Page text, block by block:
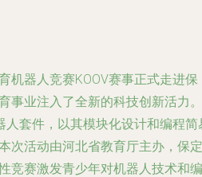
机器人竞赛KOOV赛事正式走进保
事业注入了全新的科技创新活力。
人套件，以其模块化设计和编程简
次活动由河北省教育厅主办，保定
竞赛激发青少年对机器人技术和编